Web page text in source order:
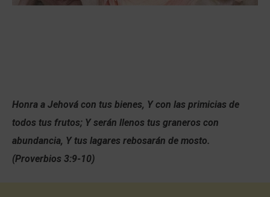
Honra a Jehová con tus bienes, Y con las primicias de
todos tus frutos; Y serán llenos tus graneros con
abundancia, Y tus lagares rebosarán de mosto.
(Proverbios 3:9-10)